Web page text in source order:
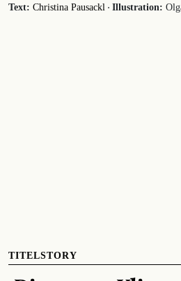
Text: Christina Pausackl · Illustration:
TITELSTORY